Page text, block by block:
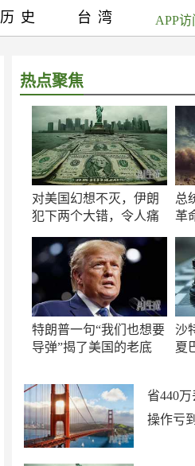
热点聚焦
对美国幻想不灭，伊朗
犯下两个大错，令人痛
总
革
特朗普一句“我们也想要
导弹”揭了美国的老底
沙
夏
省440
操作亏
历史 台湾 APP访